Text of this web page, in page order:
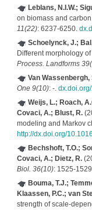
Leblans, N.I.W.;
on biomass and
11(22): 6237-6250.
Schoelynck, J.;
Different morphology of
Process. Landforms
Van
One 9(10): -.
Weijs, L.; Roach,
Covaci, A.; Blust, R.
modeling and Markov
http://dx.doi.org/
Bechshoft, T.O.;
Covaci, A.; Dietz, R.
Biol. 36(10): 1525-
Bouma, T.J.;
Klaassen, P.C.; van
strength of scale-